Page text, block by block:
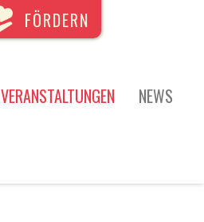
VERANSTALTUNGEN NEWS
FÖRDERN